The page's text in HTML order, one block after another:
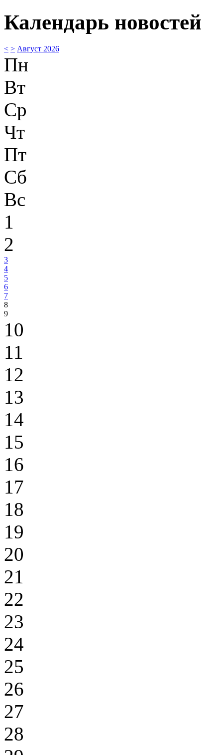
Календарь новостей
< > Август 2026
Пн
Вт
Ср
Чт
Пт
Сб
Вс
1
2
3
4
5
6
7
8
9
10
11
12
13
14
15
16
17
18
19
20
21
22
23
24
25
26
27
28